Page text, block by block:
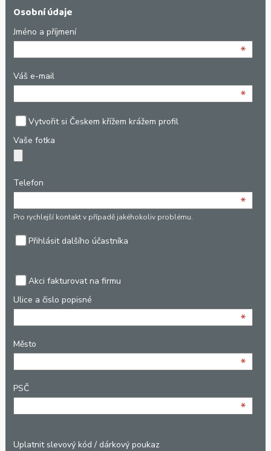
Osobní údaje
Jméno a příjmení
*
Váš e-mail
*
Vytvořit si Českem křížem krážem profil
Vaše fotka
Telefon
*
Pro rychlejší kontakt v případě jakéhokoliv problému.
Přihlásit dalšího účastníka
Akci fakturovat na firmu
Ulice a čislo popisné
*
Město
*
PSČ
*
Uplatnit slevový kód / dárkový poukaz